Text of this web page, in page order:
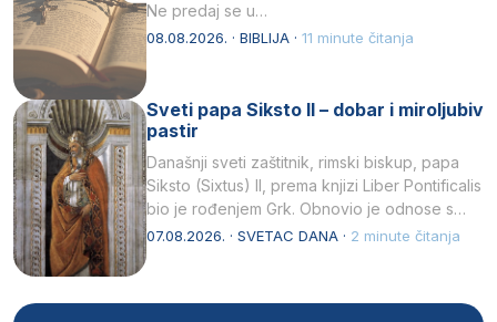
Ne predaj se u…
08.08.2026. · BIBLIJA · 11 minute čitanja
Sveti papa Siksto II – dobar i miroljubiv
pastir
Današnji sveti zaštitnik, rimski biskup, papa
Siksto (Sixtus) II, prema knjizi Liber Pontificalis
bio je rođenjem Grk. Obnovio je odnose s
afričkim…
07.08.2026. · SVETAC DANA · 2 minute čitanja